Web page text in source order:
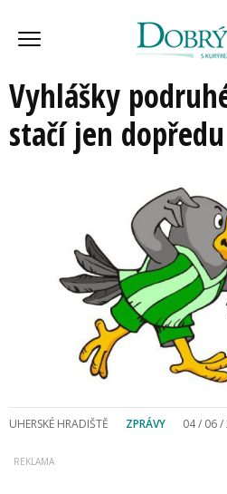
Vyhlášky
stačí jen
UHERSKÉ HRADIŠTĚ ZPRÁVY 04 / 06 /